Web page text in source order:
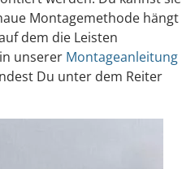
Montagemethode hängt
dem die Leisten
unserer Montageanleitung
Du unter dem Reiter